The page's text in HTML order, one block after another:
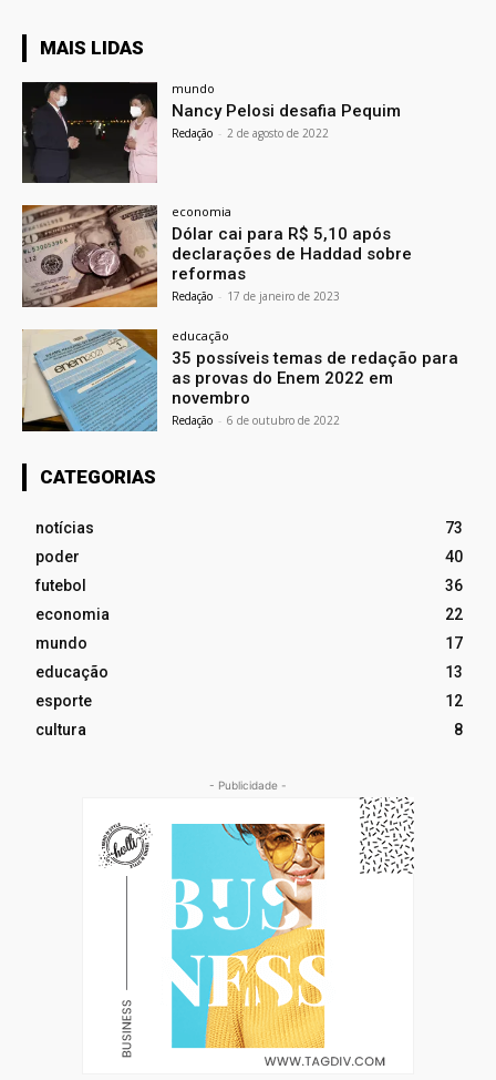
MAIS LIDAS
mundo
Nancy Pelosi desafia Pequim
Redação - 2 de agosto de 2022
economia
Dólar cai para R$ 5,10 após
declarações de Haddad sobre
reformas
Redação - 17 de janeiro de 2023
educação
35 possíveis temas de redação para
as provas do Enem 2022 em
novembro
Redação - 6 de outubro de 2022
CATEGORIAS
notícias
73
poder
40
futebol
36
economia
22
mundo
17
educação
13
esporte
12
cultura
8
- Publicidade -